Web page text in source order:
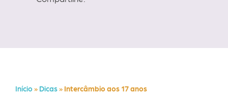
Início » Dicas» Intercâmbio aos 17 anos